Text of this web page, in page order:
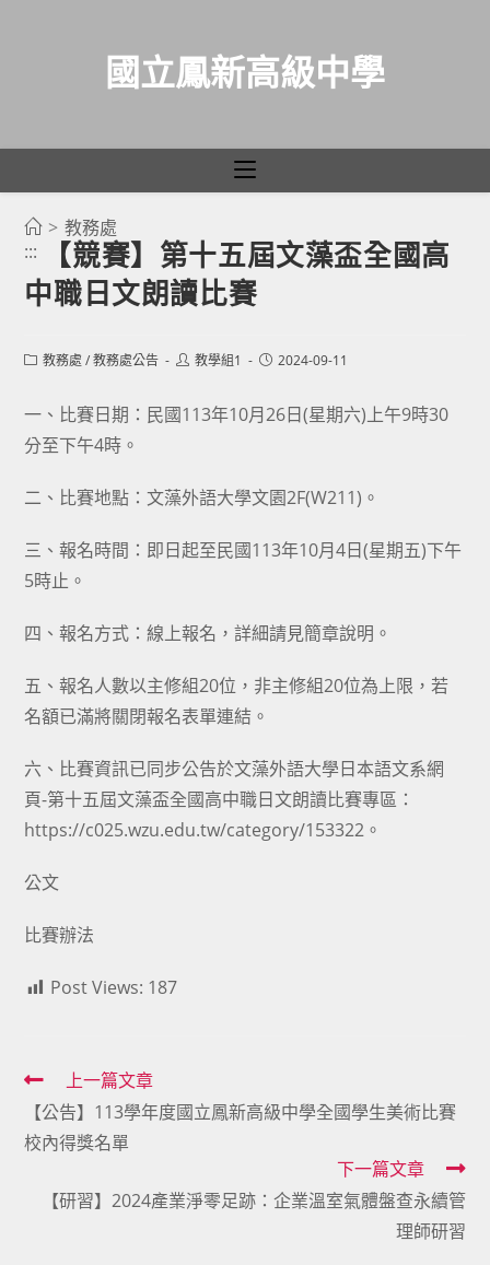
國立鳳新高級中學
> 教務處
:::
【競賽】第十五屆文藻盃全國高
中職日文朗讀比賽
Post教務處 / 教務處公告
Post教學組1
Post2024-09-11
一、比賽日期：民國113年10月26日(星期六)上午9時30
分至下午4時。
二、比賽地點：文藻外語大學文園2F(W211)。
三、報名時間：即日起至民國113年10月4日(星期五)下午
5時止。
四、報名方式：線上報名，詳細請見簡章說明。
五、報名人數以主修組20位，非主修組20位為上限，若
名額已滿將關閉報名表單連結。
六、比賽資訊已同步公告於文藻外語大學日本語文系網
頁-第十五屆文藻盃全國高中職日文朗讀比賽專區：
https://c025.wzu.edu.tw/category/153322。
公文
比賽辦法
Post Views: 187
Read
more
articles
上一篇文章
【公告】113學年度國立鳳新高級中學全國學生美術比賽
校內得獎名單
下一篇文章
【研習】2024產業淨零足跡：企業溫室氣體盤查永續管
理師研習